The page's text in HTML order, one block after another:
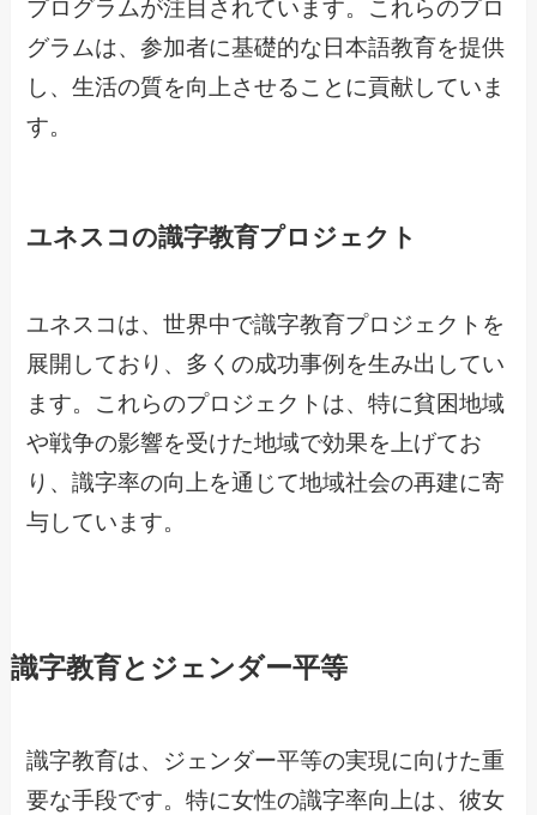
プログラムが注目されています。これらのプロ
グラムは、参加者に基礎的な日本語教育を提供
し、生活の質を向上させることに貢献していま
す。
ユネスコの識字教育プロジェクト
ユネスコは、世界中で識字教育プロジェクトを
展開しており、多くの成功事例を生み出してい
ます。これらのプロジェクトは、特に貧困地域
や戦争の影響を受けた地域で効果を上げてお
り、識字率の向上を通じて地域社会の再建に寄
与しています。
識字教育とジェンダー平等
識字教育は、ジェンダー平等の実現に向けた重
要な手段です。特に女性の識字率向上は、彼女